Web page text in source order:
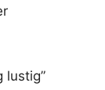
lustig”